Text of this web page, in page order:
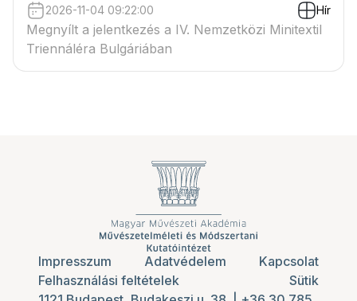
2026-11-04 09:22:00 Hír
Megnyílt a jelentkezés a IV. Nemzetközi Minitextil
Triennáléra Bulgáriában
Impresszum Adatvédelem
Kapcsolat
Felhasználási feltételek
Sütik